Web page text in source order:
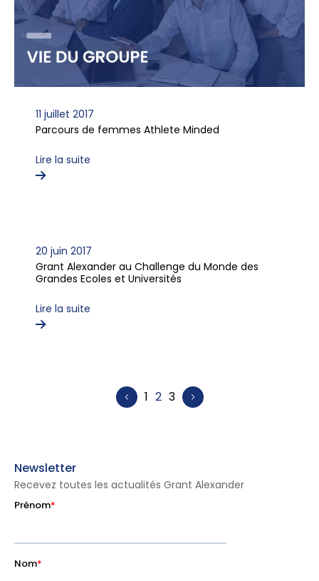
11 juillet 2017
Parcours de femmes Athlete Minded
Lire la suite
20 juin 2017
Grant Alexander au Challenge du Monde des
Grandes Ecoles et Universités
Lire la suite
Page précédente
1 2 3 Page suivante
Newsletter
Recevez toutes les actualités Grant Alexander